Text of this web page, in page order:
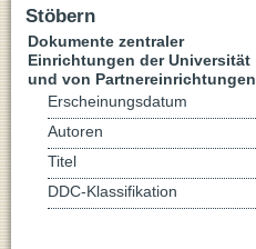
Stöbern
Dokumente zentraler
Einrichtungen der Universität
und von Partnereinrichtungen
Erscheinungsdatum
Autoren
Titel
DDC-Klassifikation